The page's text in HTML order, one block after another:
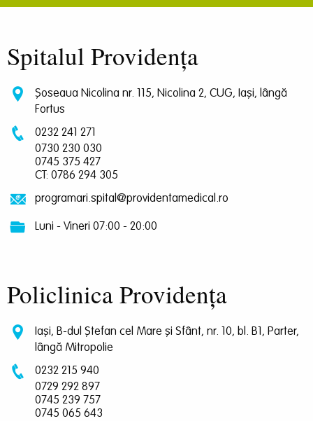
Spitalul Providența
Șoseaua Nicolina nr. 115, Nicolina 2, CUG, Iași, lângă
Fortus
0232 241 271
0730 230 030
0745 375 427
CT: 0786 294 305
programari.spital@providentamedical.ro
Luni - Vineri 07:00 - 20:00
Policlinica Providența
Iași, B-dul Ștefan cel Mare și Sfânt, nr. 10, bl. B1, Parter,
lângă Mitropolie
0232 215 940
0729 292 897
0745 239 757
0745 065 643